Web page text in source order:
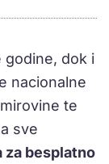
godine, dok i
nacionalne
te
sve
za besplatno